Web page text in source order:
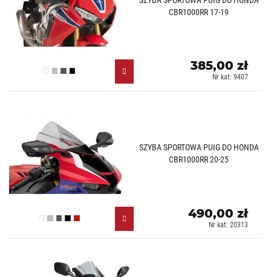
CBR1000RR 17-19
Przezroczysty (W)
Lekko przyciemniany (H)
Mocno przyciemniany (F)
Czarny (N)
385,00 zł
Nr kat: 9407
SZYBA SPORTOWA PUIG DO HONDA
CBR1000RR 20-25
Przezroczysty (W)
Lekko przyciemniany (H)
Mocno przyciemniany (F)
Czarny (N)
Czerwony (R)
490,00 zł
Nr kat: 20313